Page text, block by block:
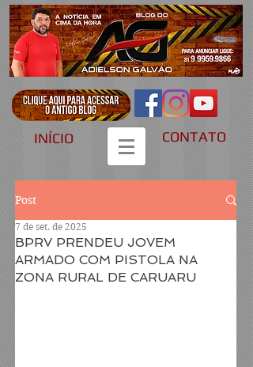
INÍCIO CONTATO
Post
BPRV PRENDEU JOVEM
ARMADO COM PISTOLA NA
ZONA RURAL DE CARUARU
7 de set. de 2025